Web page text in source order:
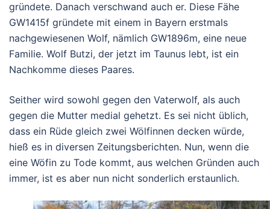
gründete. Danach verschwand auch er. Diese Fähe
GW1415f gründete mit einem in Bayern erstmals
nachgewiesenen Wolf, nämlich GW1896m, eine neue
Familie. Wolf Butzi, der jetzt im Taunus lebt, ist ein
Nachkomme dieses Paares.
Seither wird sowohl gegen den Vaterwolf, als auch
gegen die Mutter medial gehetzt. Es sei nicht üblich,
dass ein Rüde gleich zwei Wölfinnen decken würde,
hieß es in diversen Zeitungsberichten. Nun, wenn die
eine Wöfin zu Tode kommt, aus welchen Gründen auch
immer, ist es aber nun nicht sonderlich erstaunlich.